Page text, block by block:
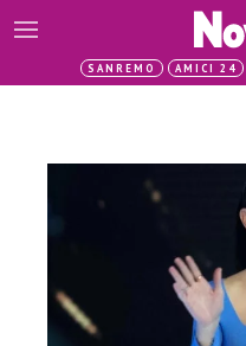
SANREMO AMICI 24